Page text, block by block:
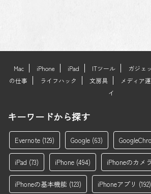
Mac iPhone iPad ITツール ガジェ
の仕事
ライフハック 文房具 メディア
イ
キーワードから探す
Evernote (129) Google (63)
iPad (73) iPhone (494) iPhoneのカメ
iPhoneの基本機能 (123) iPhoneアプリ (192)